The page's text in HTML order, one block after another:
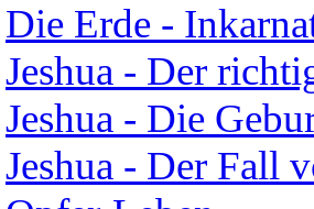
Die Erde -
Jeshua - Der
Jeshua - Die
Jeshua - Der Fall